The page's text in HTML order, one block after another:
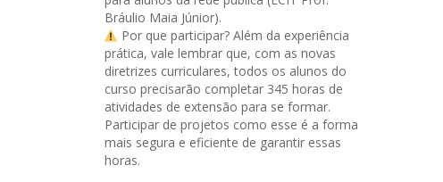
Bráulio Maia Júnior).
Por que participar? Além da experiência
prática, vale lembrar que, com as novas
diretrizes curriculares, todos os alunos do
curso precisarão completar 345 horas de
atividades de extensão para se formar.
Participar de projetos como esse é a forma
mais segura e eficiente de garantir essas
horas.